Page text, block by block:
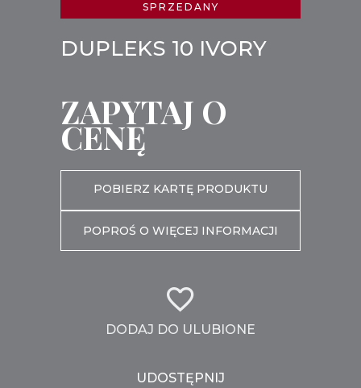
SPRZEDANY
DUPLEKS 10 IVORY
ZAPYTAJ O
CENĘ
POBIERZ KARTĘ PRODUKTU
POPROŚ O WIĘCEJ INFORMACJI
DODAJ DO ULUBIONE
UDOSTĘPNIJ